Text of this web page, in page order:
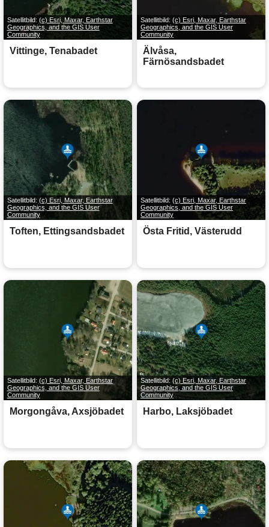
Satellitbild: (c) Esri, Maxar, Earthstar
Geographics, and the GIS User
Community
Vittinge, Tenabadet
Satellitbild: (c) Esri, Maxar, Earthstar
Geographics, and the GIS User
Community
Älvåsa,
Färnösandsbadet
Satellitbild: (c) Esri, Maxar, Earthstar
Geographics, and the GIS User
Community
Toften, Ettingsandsbadet
Satellitbild: (c) Esri, Maxar, Earthstar
Geographics, and the GIS User
Community
Östa Fritid, Västerudd
Satellitbild: (c) Esri, Maxar, Earthstar
Geographics, and the GIS User
Community
Morgongåva, Axsjöbadet
Satellitbild: (c) Esri, Maxar, Earthstar
Geographics, and the GIS User
Community
Harbo, Laksjöbadet